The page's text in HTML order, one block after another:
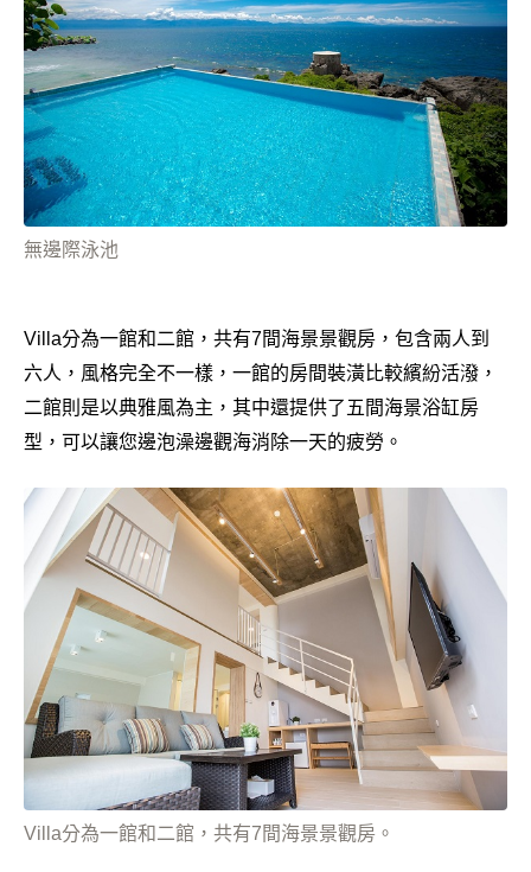
無邊際泳池
Villa分為一館和二館，共有7間海景景觀房，包含兩人到
六人，風格完全不一樣，一館的房間裝潢比較繽紛活潑，
二館則是以典雅風為主，其中還提供了五間海景浴缸房
型，可以讓您邊泡澡邊觀海消除一天的疲勞。
Villa分為一館和二館，共有7間海景景觀房。